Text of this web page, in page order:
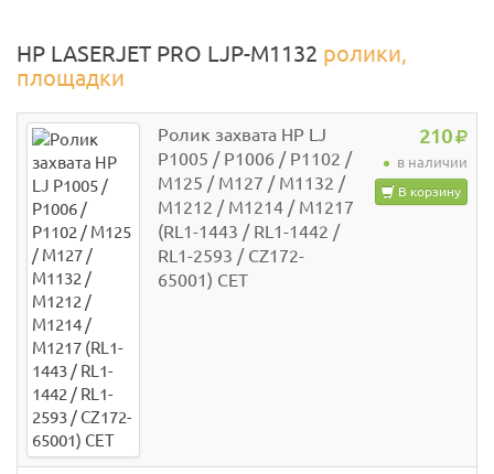
HP LASERJET PRO LJP-M1132 ролики,
площадки
Ролик захвата HP LJ
P1005 / P1006 / P1102 /
M125 / M127 / M1132 /
M1212 / M1214 / M1217
(RL1-1443 / RL1-1442 /
RL1-2593 / CZ172-
65001) CET
210
в наличии
В корзину